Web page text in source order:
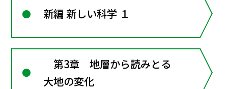
新編 新しい科学 １
第3章 地層から読みとる
大地の変化